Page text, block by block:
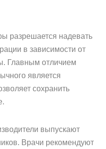
разрешается надевать
в зависимости от
Главным отличием
является
сохранить
выпускают
Врачи рекомендуют